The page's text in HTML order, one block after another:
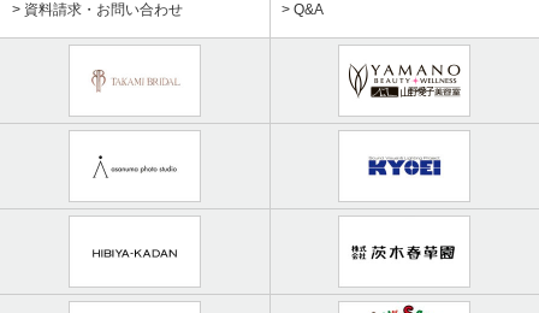
> 資料請求・お問い合わせ > Q&A